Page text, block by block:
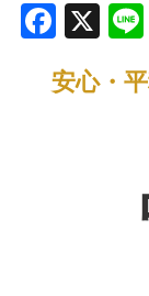
F
c
X
安心・